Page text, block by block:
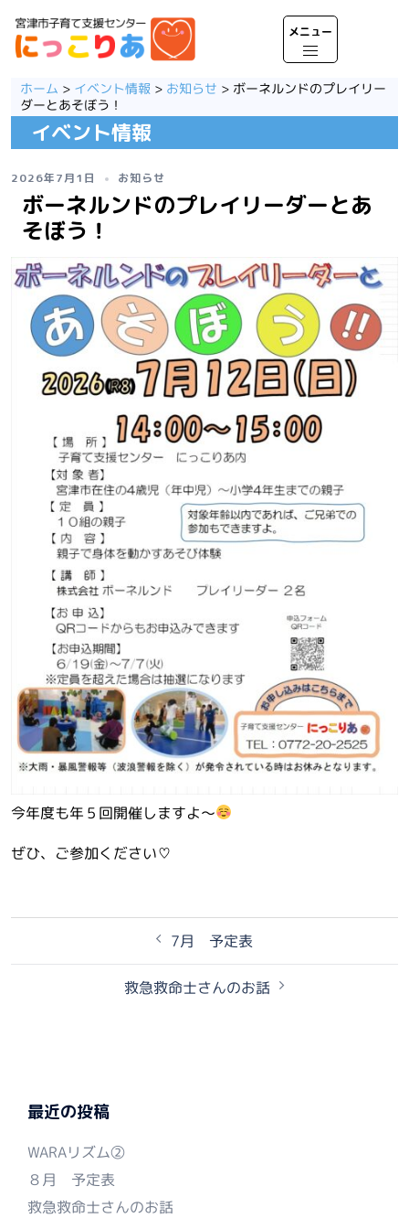
ス
ッ
プ
ト
グ
ル
ニ
ホーム > イベント情報 > お知らせ > ボーネルンドのプレイリー
ダーとあそぼう！
イベント情報
2026年7月1日 お知らせ
ボーネルンドのプレイリーダーとあ
そぼう！
今年度も年５回開催しますよ～
ぜひ、ご参加ください♡
ナ
7月 予定表
救急救命士さんのお話
最近の投稿
WARAリズム②
８月 予定表
救急救命士さんのお話